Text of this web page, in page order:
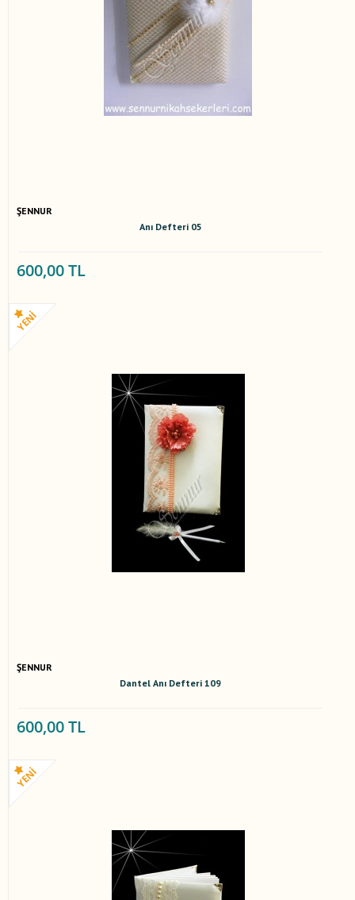
ŞENNUR
Anı Defteri 05
600,00 TL
ŞENNUR
Dantel Anı Defteri 109
600,00 TL